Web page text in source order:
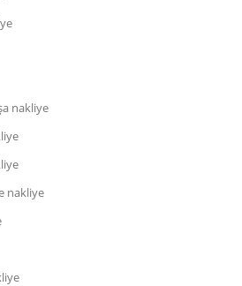
nakliye
nakliye